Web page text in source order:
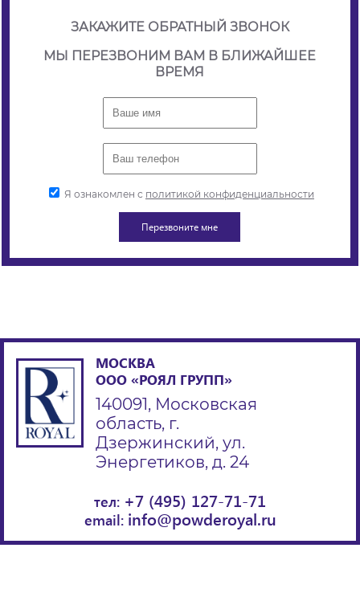
ЗАКАЖИТЕ ОБРАТНЫЙ ЗВОНОК
МЫ ПЕРЕЗВОНИМ ВАМ В БЛИЖАЙШЕЕ
ВРЕМЯ
Я ознакомлен с политикой конфиденциальности
МОСКВА
ООО «РОЯЛ ГРУПП»
140091, Московская
область, г.
Дзержинский, ул.
Энергетиков, д. 24
тел: +7 (495) 127-71-71
email: info@powderoyal.ru